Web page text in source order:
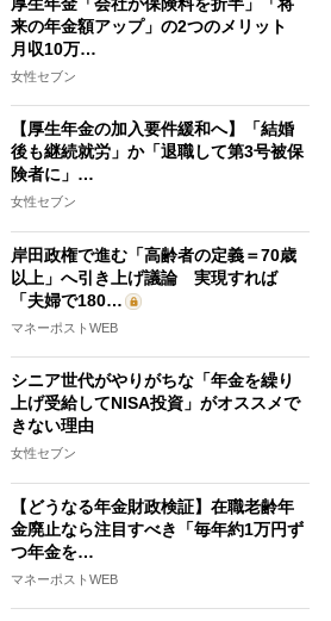
来の年金額アップ」の2つのメリット
月収10万…
女性セブン
【厚生年金の加入要件緩和へ】「結婚
後も継続就労」か「退職して第3号被保
険者に」…
女性セブン
岸田政権で進む「高齢者の定義＝70歳
以上」へ引き上げ議論 実現すれば
「夫婦で180…
マネーポストWEB
シニア世代がやりがちな「年金を繰り
上げ受給してNISA投資」がオススメで
きない理由
女性セブン
【どうなる年金財政検証】在職老齢年
金廃止なら注目すべき「毎年約1万円ず
つ年金を…
マネーポストWEB